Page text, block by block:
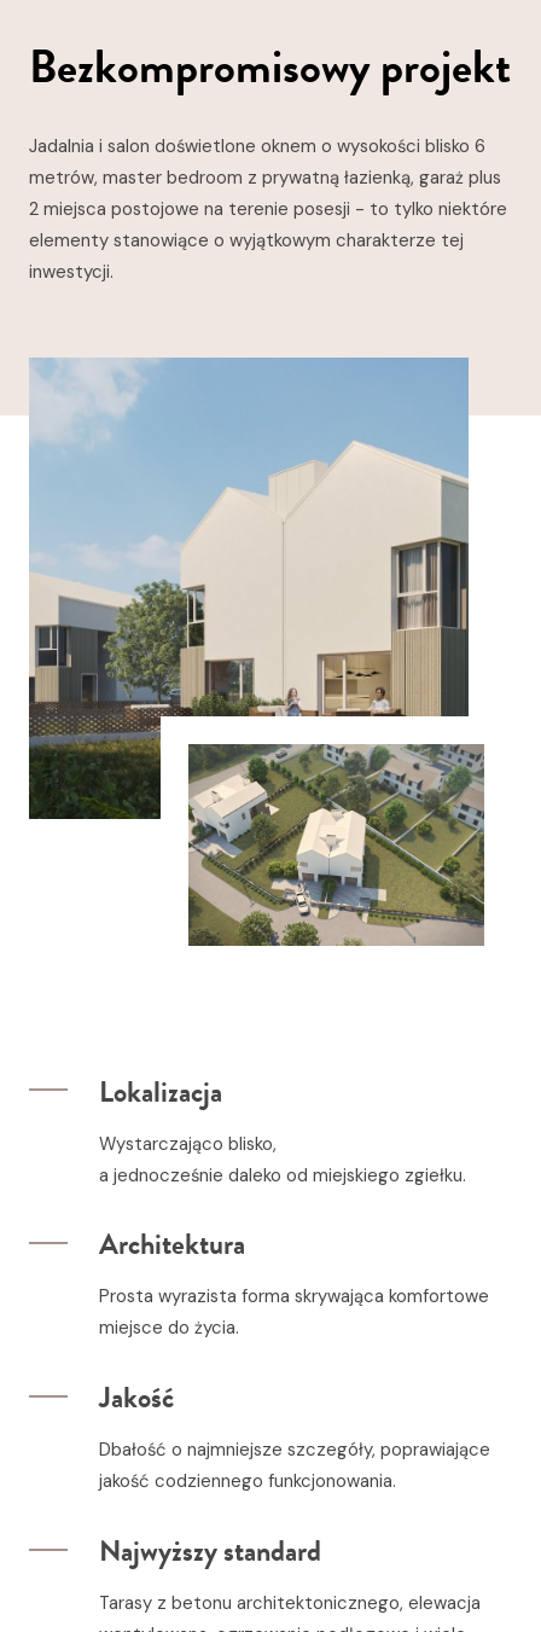
Bezkompromisowy projekt
Jadalnia i salon doświetlone oknem o wysokości blisko 6
metrów, master bedroom z prywatną łazienką, garaż plus
2 miejsca postojowe na terenie posesji - to tylko niektóre
elementy stanowiące o wyjątkowym charakterze tej
inwestycji.
Lokalizacja
Wystarczająco blisko,
a jednocześnie daleko od miejskiego zgiełku.
Architektura
Prosta wyrazista forma skrywająca komfortowe
miejsce do życia.
Jakość
Dbałość o najmniejsze szczegóły, poprawiające
jakość codziennego funkcjonowania.
Najwyższy standard
Tarasy z betonu architektonicznego, elewacja